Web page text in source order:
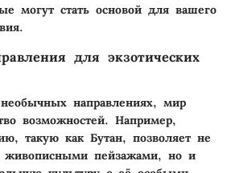
могут стать основой для вашего
для экзотических
направлениях, мир
возможностей. Например,
такую как Бутан, позволяет не
живописными пейзажами, но и